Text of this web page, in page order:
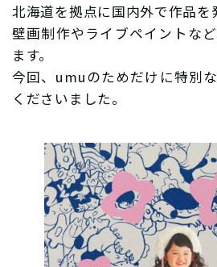
北海道を拠点に国内外で作品を
壁画制作やライブペイントな
ます。
今回、umuのためだけに特別
くださいました。